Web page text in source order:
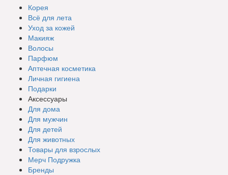
Корея
Всё для лета
Уход за кожей
Макияж
Волосы
Парфюм
Аптечная косметика
Личная гигиена
Подарки
Аксессуары
Для дома
Для мужчин
Для детей
Для животных
Товары для взрослых
Мерч Подружка
Бренды